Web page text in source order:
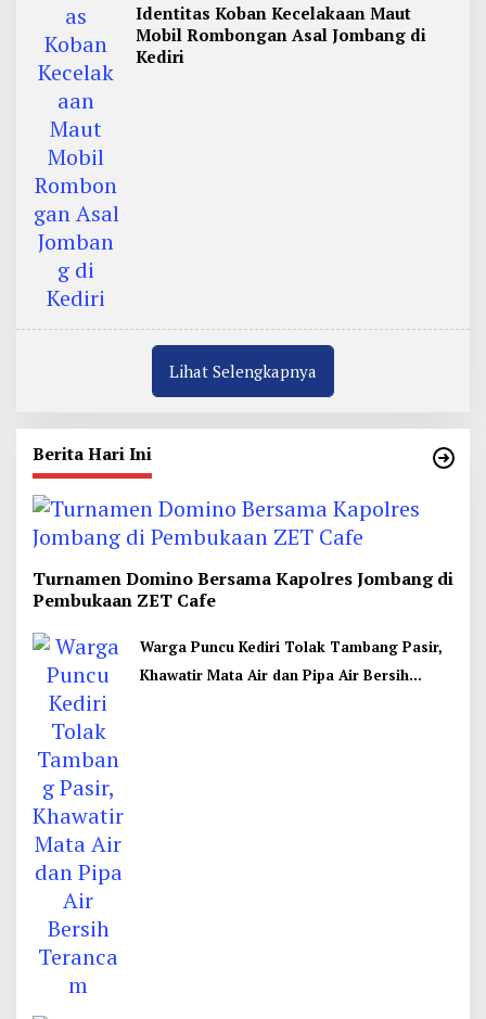
Identitas Koban Kecelakaan Maut
Mobil Rombongan Asal Jombang di
Kediri
Lihat Selengkapnya
Berita Hari Ini
Turnamen Domino Bersama Kapolres Jombang di
Pembukaan ZET Cafe
Warga Puncu Kediri Tolak Tambang Pasir,
Khawatir Mata Air dan Pipa Air Bersih